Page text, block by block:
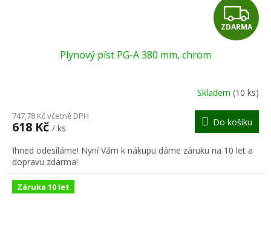
Z
D
R
M
A
ZDARMA
Plynový píst PG-A 380 mm, chrom
Skladem (10 ks)
747,78 Kč včetně DPH
618 Kč / ks
Do košíku
Ihned odesíláme! Nyní Vám k nákupu dáme záruku na 10 let a
dopravu zdarma!
Záruka 10 let